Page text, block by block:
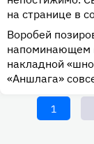
на странице в
Воробей
напоминающем
накладной
«Аншлага»
Текущая
страница
1